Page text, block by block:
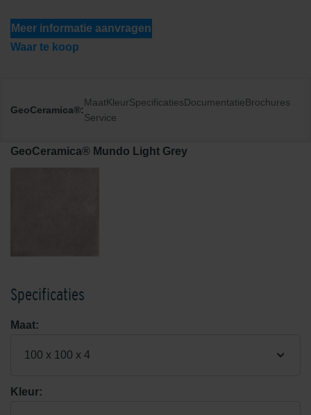
Meer informatie aanvragen
Waar te koop
GeoCeramica®:
MaatKleurSpecificatiesDocumentatieBrochures
Service
GeoCeramica® Mundo Light Grey
Specificaties
Maat:
100 x 100 x 4
Kleur: